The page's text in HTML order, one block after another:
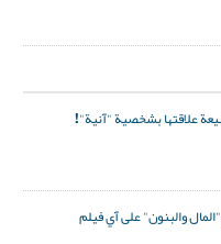
علاقتها بشخصية "آنية"!
والبنون" على آي فيلم